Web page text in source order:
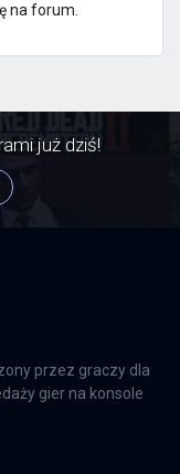
na forum.
już dziś!
przez graczy dla
gier na konsole